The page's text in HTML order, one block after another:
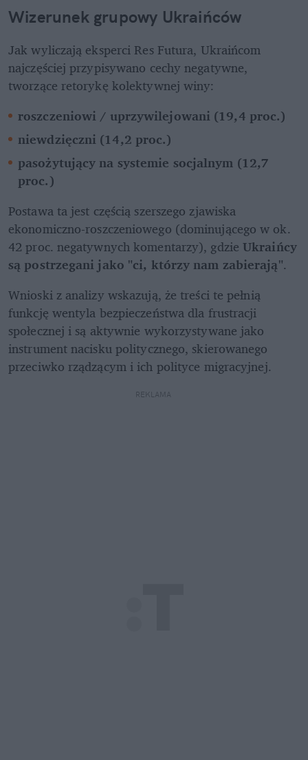
Wizerunek grupowy Ukraińców
Jak wyliczają eksperci Res Futura, Ukraińcom
najczęściej przypisywano cechy negatywne,
tworzące retorykę kolektywnej winy:
roszczeniowi / uprzywilejowani (19,4 proc.)
niewdzięczni (14,2 proc.)
pasożytujący na systemie socjalnym (12,7
proc.)
Postawa ta jest częścią szerszego zjawiska
ekonomiczno-roszczeniowego (dominującego w ok.
42 proc. negatywnych komentarzy), gdzie Ukraińcy
są postrzegani jako "ci, którzy nam zabierają".
Wnioski z analizy wskazują, że treści te pełnią
funkcję wentyla bezpieczeństwa dla frustracji
społecznej i są aktywnie wykorzystywane jako
instrument nacisku politycznego, skierowanego
przeciwko rządzącym i ich polityce migracyjnej.
REKLAMA